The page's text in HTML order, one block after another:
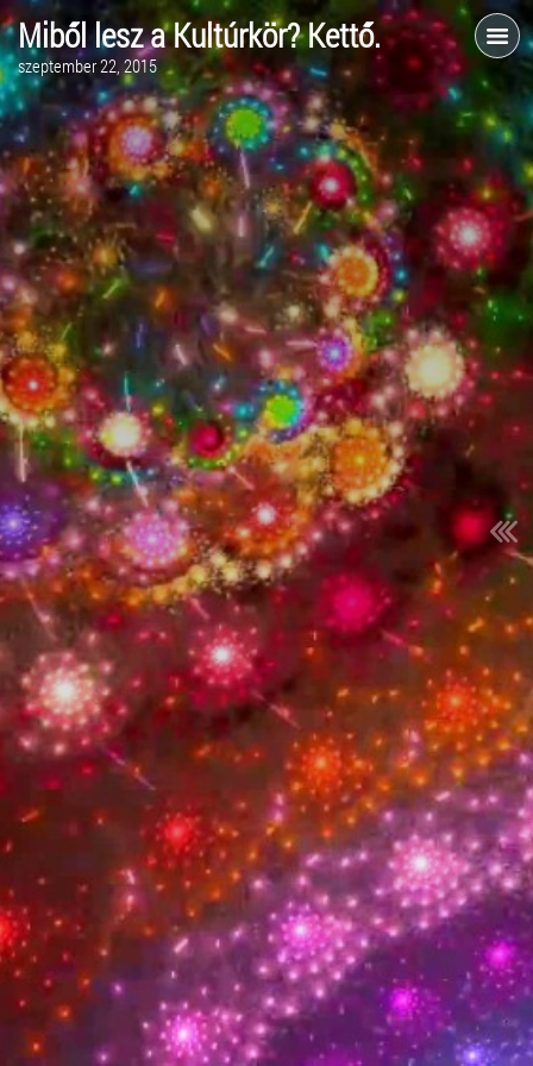
Miből lesz a Kultúrkör? Kettő.
szeptember 22, 2015